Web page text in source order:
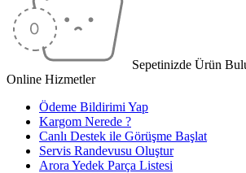
Sepetinizde Ürün
Online Hizmetler
Ödeme Bildirimi Yap
Kargom Nerede ?
Canlı Destek ile Görüşme Başlat
Servis Randevusu Oluştur
Arora Yedek Parça Listesi